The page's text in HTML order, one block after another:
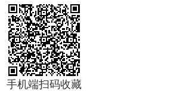
手机端扫码收藏